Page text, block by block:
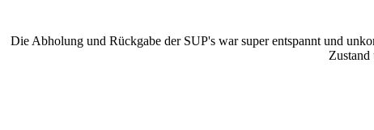
Die Abholung und Rückgabe der SUP's war super entspannt und
Zustand